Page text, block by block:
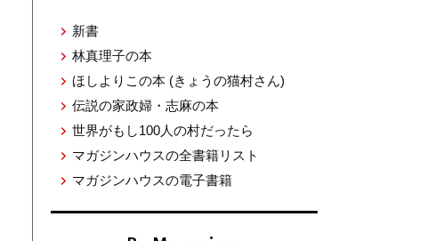
新書
林真理子の本
ほしよりこの本 (きょうの猫村さん)
伝説の家政婦・志麻の本
世界がもし100人の村だったら
マガジンハウスの全書籍リスト
マガジンハウスの電子書籍